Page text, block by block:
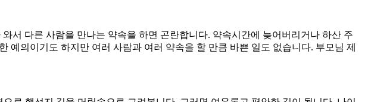
서 다른 사람을 만나는 약속을 하면 곤란합니다. 약속시간에 늦어버리거나 하산 주
의이기도 하지만 여러 사람과 여러 약속을 할 만큼 바쁜 일도 없습니다. 부모님 제